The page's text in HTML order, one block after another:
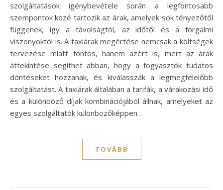
szolgáltatások igénybevétele során a legfontosabb
szempontok közé tartozik az árak, amelyek sok tényezőtől
függenek, így a távolságtól, az időtől és a forgalmi
viszonyoktól is. A taxiárak megértése nemcsak a költségek
tervezése miatt fontos, hanem azért is, mert az árak
áttekintése segíthet abban, hogy a fogyasztók tudatos
döntéseket hozzanak, és kiválasszák a legmegfelelőbb
szolgáltatást. A taxiárak általában a tarifák, a várakozási idő
és a különböző díjak kombinációjából állnak, amelyeket az
egyes szolgáltatók különbözőképpen…
TOVÁBB